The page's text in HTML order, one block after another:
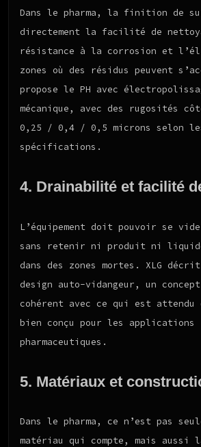
Dans le pharma, la finition de
directement la facilité de
résistance à la corrosion et
zones où des résidus peuvent
propose le PH avec
mécanique, avec des rugosités
0,25 / 0,4 / 0,5 microns selon
spécifications.
4. Drainabilité et facilité
L’équipement doit pouvoir se
sans retenir ni produit ni
dans des zones mortes. XLG décrit
design auto-vidangeur, un
cohérent avec ce qui est attendu
bien conçu pour les applications
pharmaceutiques.
5. Matériaux et
Dans le pharma, ce n’est pas
matériau qui compte, mais aussi